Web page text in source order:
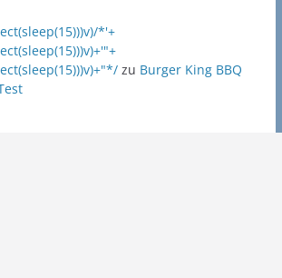
*'+
zu Burger King BBQ